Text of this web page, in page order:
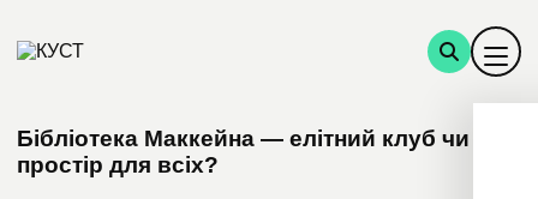
Бібліотека Маккейна — елітний клуб чи
простір для всіх?